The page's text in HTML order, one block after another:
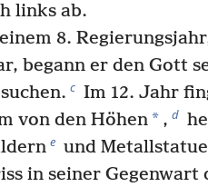
links ab.
8.
begann er den Gott
c Im 12. Jahr
von den Höhen* , d
e und
in seiner Gegenwart